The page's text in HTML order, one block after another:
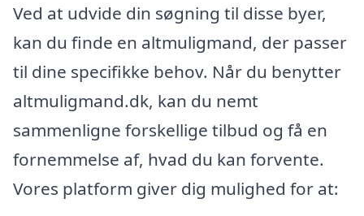
Ved at udvide din søgning til disse byer,
kan du finde en altmuligmand, der passer
til dine specifikke behov. Når du benytter
altmuligmand.dk, kan du nemt
sammenligne forskellige tilbud og få en
fornemmelse af, hvad du kan forvente.
Vores platform giver dig mulighed for at: